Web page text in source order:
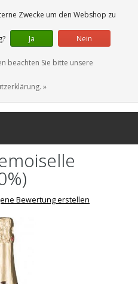
0 Artikel
Bewertung erstellen
Zwecke um den Webshop zu
Ja Nein
beachten Sie bitte unsere
»